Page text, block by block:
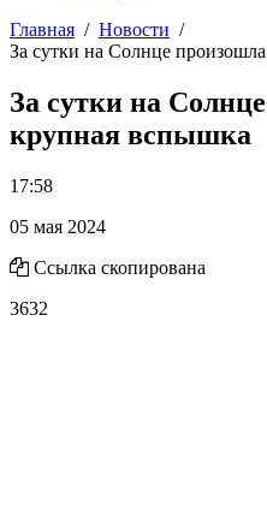
Главная
Новости
За сутки на Солнце
За сутки на
крупная вспышка
17:58
05 мая 2024
Ссылка скопирована
3632